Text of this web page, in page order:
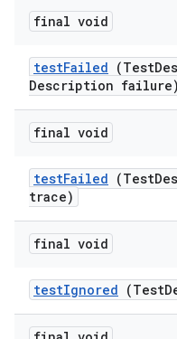
final void
testFailed (Test
Description failure)
final void
testFailed (Test
trace)
final void
testIgnored (Test